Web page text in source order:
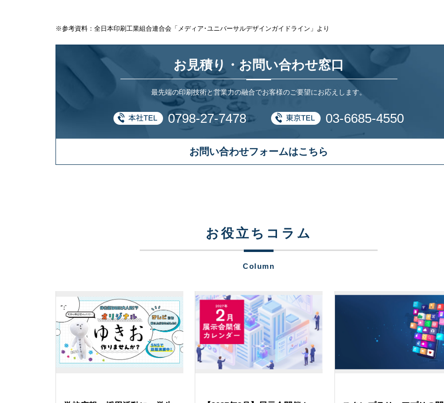
※参考資料：全日本印刷工業組合連合会「メディア･ユニバーサルデザインガイドライン」より
お見積り・お問い合わせ窓口
最先端の印刷技術と営業力の融合でお客様のご要望にお応えします。
0798-27-7478 03-6685-4550
お問い合わせフォームはこちら
お役立ちコラム
Column